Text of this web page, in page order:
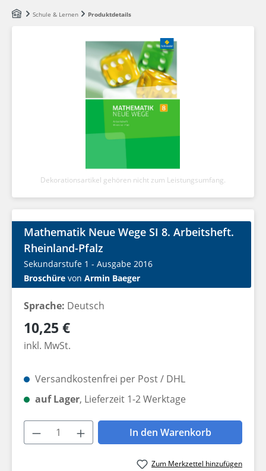
Zum Hauptinhalt springen
Schule & Lernen Produktdetails
Dekorationsartikel gehören nicht zum Leistungsumfang.
Mathematik Neue Wege SI 8. Arbeitsheft.
Rheinland-Pfalz
Sekundarstufe 1 - Ausgabe 2016
Broschüre von Armin Baeger
Sprache: Deutsch
Regulärer Preis:
10,25 €
inkl. MwSt.
Versandkostenfrei per Post / DHL
auf Lager, Lieferzeit 1-2 Werktage
Produkt Anzahl: Gib den
In den Warenkorb
Zum Merkzettel hinzufügen